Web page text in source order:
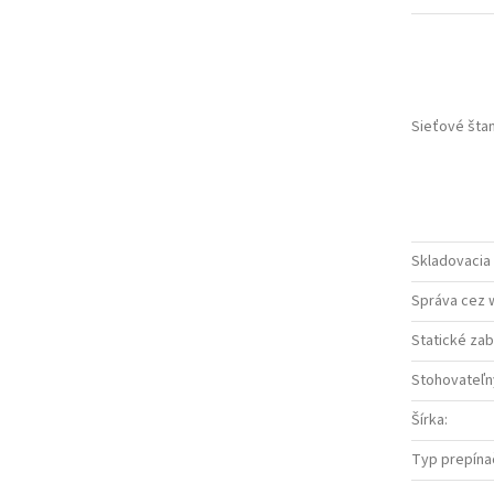
Sieťové
Správa cez
Statické
Šírka:
Typ